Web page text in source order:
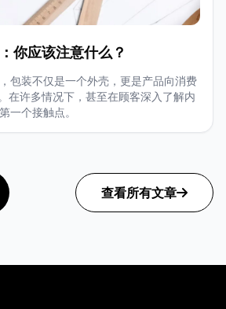
你应该注意什么？
包装不仅是一个外壳，更是产品向消费
在许多情况下，甚至在顾客深入了解内
一个接触点。
查看所有文章